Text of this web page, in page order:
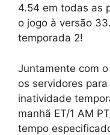
4.54 em todas as
o jogo à versão
temporada 2!
Juntamente com
os servidores
inatividade
manhã ET/1 AM
tempo